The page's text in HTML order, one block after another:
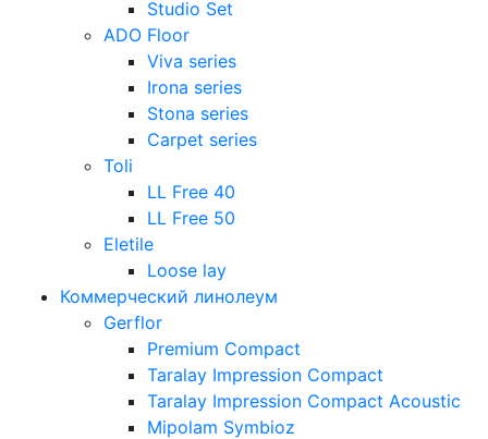
Studio Set
ADO Floor
Viva series
Irona series
Stona series
Carpet series
Toli
LL Free 40
LL Free 50
Eletile
Loose lay
Коммерческий линолеум
Gerflor
Premium Compact
Taralay Impression Compact
Taralay Impression Compact Acoustic
Mipolam Symbioz